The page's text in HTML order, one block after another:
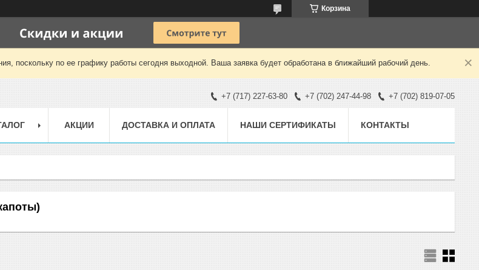
Корзина
поскольку по ее графику работы сегодня выходной. Ваша заявка будет обработана в ближайший рабочий день.
+7 (717) 227-63-80 +7 (702) 247-44-98 +7 (702) 819-07-05
АКЦИИ ДОСТАВКА И ОПЛАТА НАШИ СЕРТИФИКАТЫ КОНТАКТЫ